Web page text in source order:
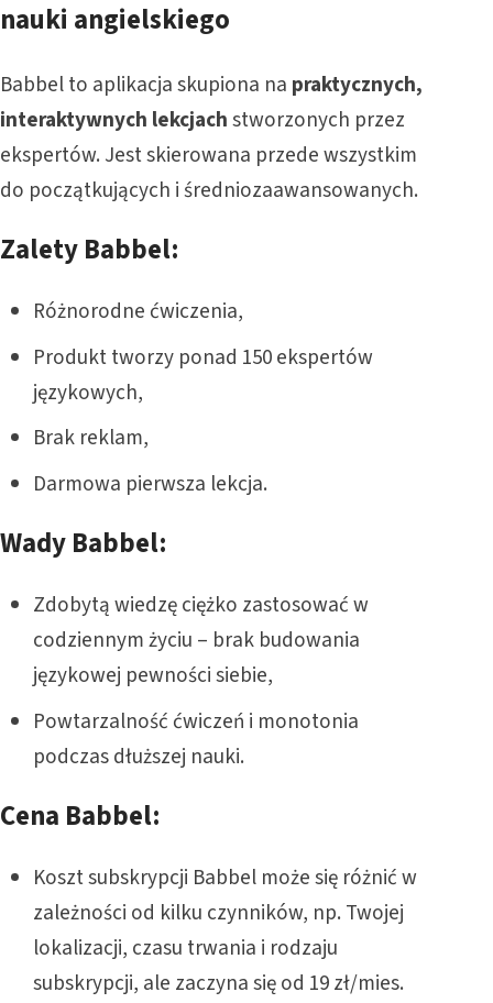
nauki angielskiego
Babbel to aplikacja skupiona na praktycznych,
interaktywnych lekcjachstworzonych przez
ekspertów. Jest skierowana przede wszystkim
do początkujących i średniozaawansowanych.
Zalety Babbel:
Różnorodne ćwiczenia,
Produkt tworzy ponad 150 ekspertów
językowych,
Brak reklam,
Darmowa pierwsza lekcja.
Wady Babbel:
Zdobytą wiedzę ciężko zastosować w
codziennym życiu – brak budowania
językowej pewności siebie,
Powtarzalność ćwiczeń i monotonia
podczas dłuższej nauki.
Cena Babbel:
Koszt subskrypcji Babbel może się różnić w
zależności od kilku czynników, np. Twojej
lokalizacji, czasu trwania i rodzaju
subskrypcji, ale zaczyna się od 19 zł/mies.